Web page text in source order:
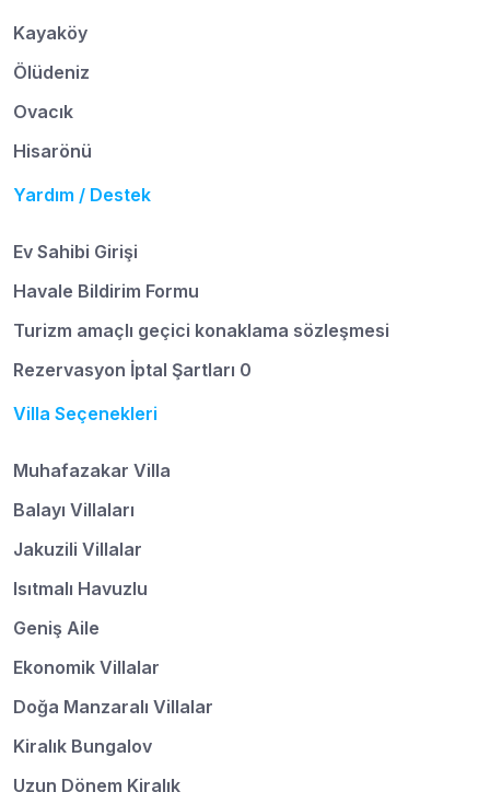
Kayaköy
Ölüdeniz
Ovacık
Hisarönü
Yardım / Destek
Ev Sahibi Girişi
Havale Bildirim Formu
Turizm amaçlı geçici konaklama sözleşmesi
Rezervasyon İptal Şartları 0
Villa Seçenekleri
Muhafazakar Villa
Balayı Villaları
Jakuzili Villalar
Isıtmalı Havuzlu
Geniş Aile
Ekonomik Villalar
Doğa Manzaralı Villalar
Kiralık Bungalov
Uzun Dönem Kiralık